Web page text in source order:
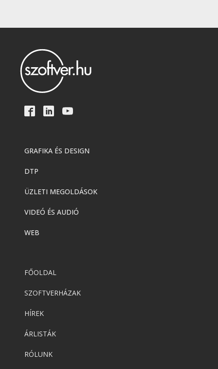
GRAFIKA ÉS DESIGN
DTP
ÜZLETI MEGOLDÁSOK
VIDEÓ ÉS AUDIÓ
WEB
FŐOLDAL
SZOFTVERHÁZAK
HÍREK
ÁRLISTÁK
RÓLUNK